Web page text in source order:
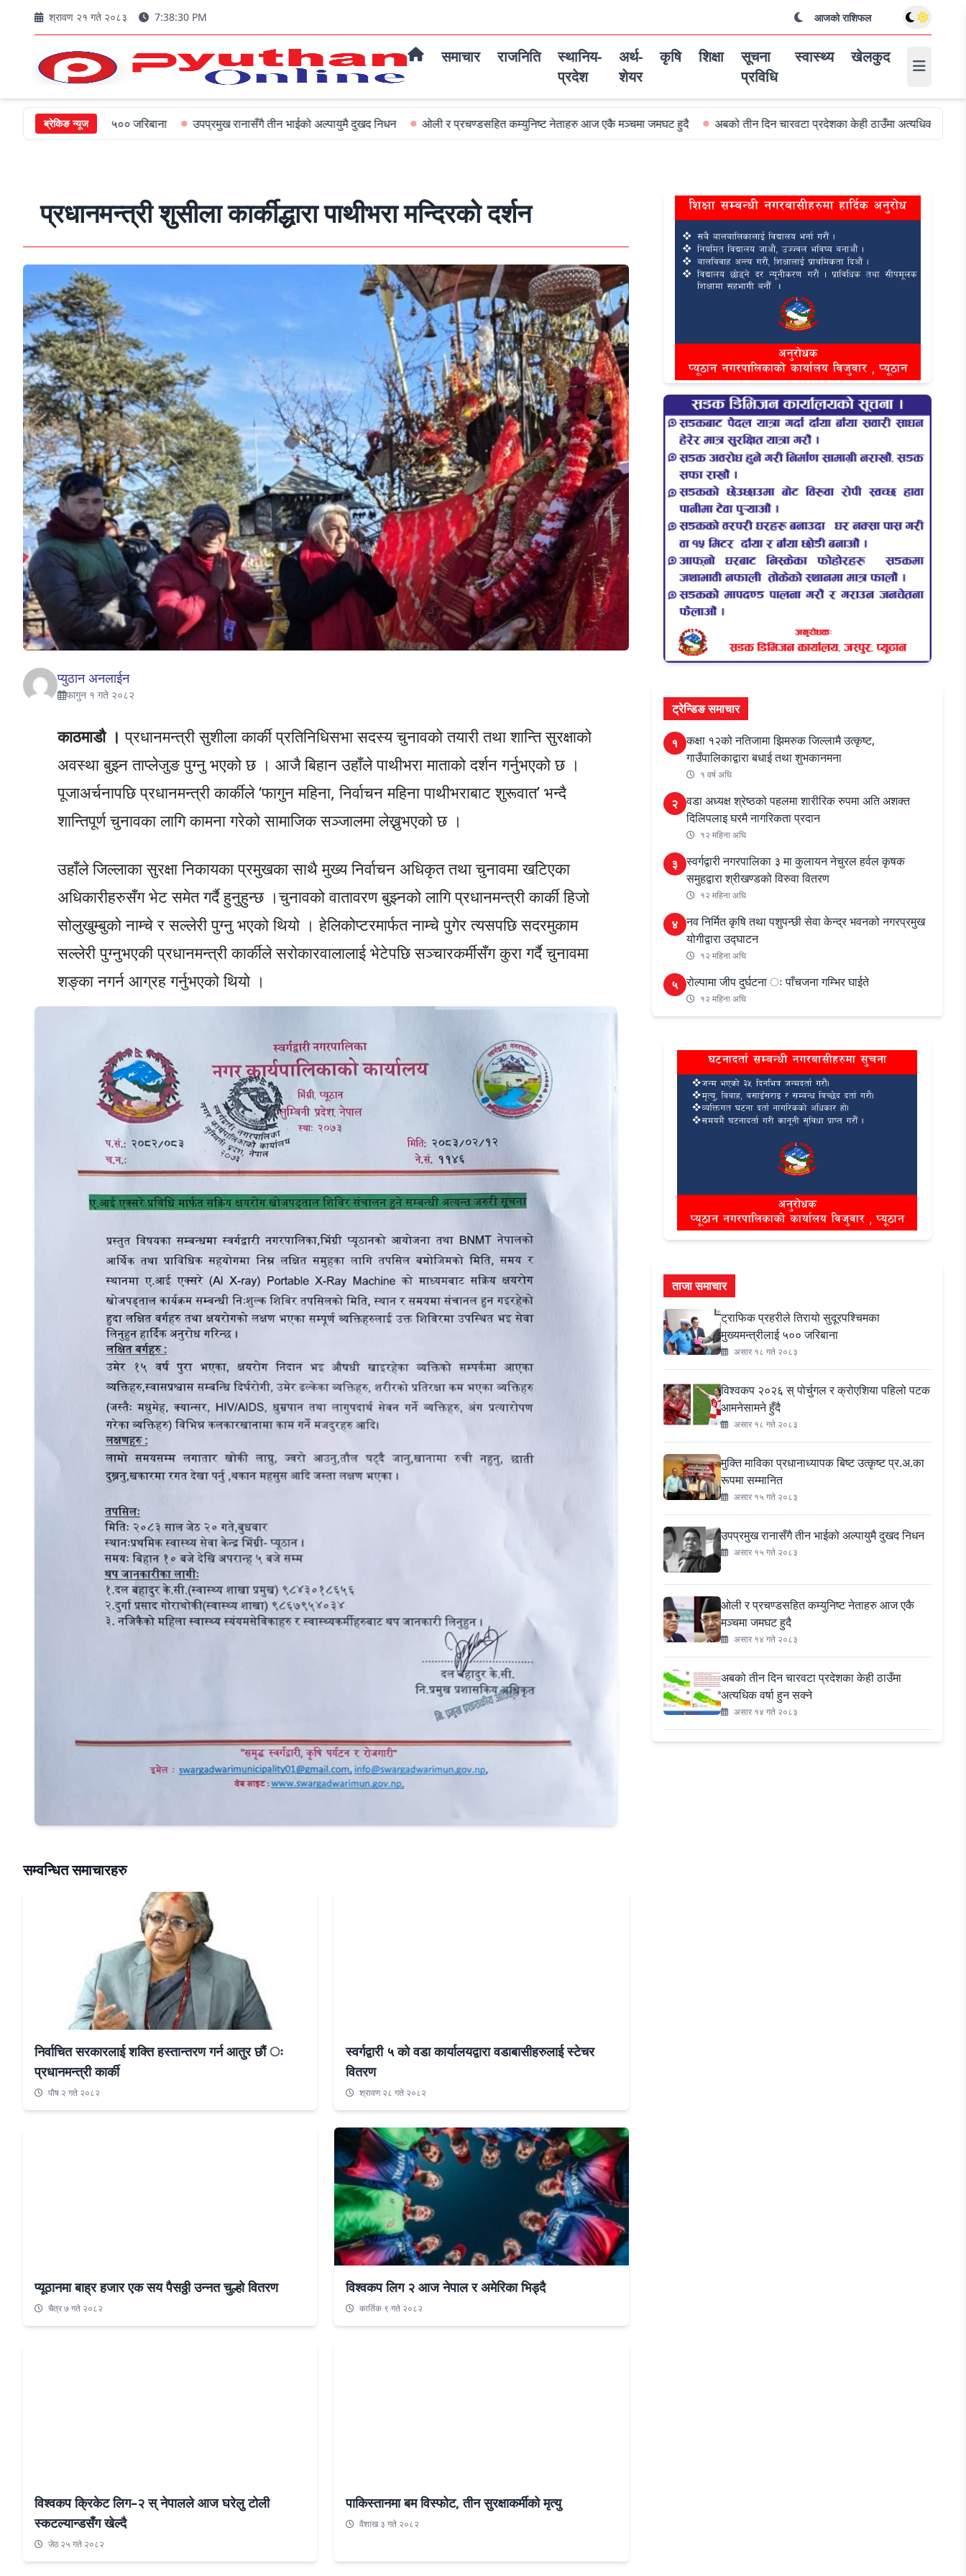
श्रावण २१ गते २०८३ 7:38:31 PM आजको राशिफल
समाचार राजनिति
स्थानिय-
प्रदेश
अर्थ-
शेयर
कृषि शिक्षा
सूचना
प्रविधि
स्वास्थ्य खेलकुद
ब्रेकिङ न्यूज
५०० जरिबाना उपप्रमुख रानासँगै तीन भाईको अल्पायुमै दुखद निधन ओली र प्रचण्डसहित कम्युनिष्ट नेताहरु आज एकै मञ्चमा जमघट हुदै अबको तीन दिन चारवटा प्रदेशका केही ठाउँमा अत्यधिक वर्षा हुन सक्ने
प्रधानमन्त्री शुसीला कार्कीद्धारा पाथीभरा मन्दिरको दर्शन
प्युठान अनलाईन
फागुन १ गते २०८२
काठमाडौ । प्रधानमन्त्री सुशीला कार्की प्रतिनिधिसभा सदस्य चुनावको तयारी तथा शान्ति सुरक्षाको
अवस्था बुझ्न ताप्लेजुङ पुग्नु भएको छ । आजै बिहान उहाँले पाथीभरा माताको दर्शन गर्नुभएको छ ।
पूजाअर्चनापछि प्रधानमन्त्री कार्कीले ‘फागुन महिना, निर्वाचन महिना पाथीभराबाट शुरूवात’ भन्दै
शान्तिपूर्ण चुनावका लागि कामना गरेको सामाजिक सञ्जालमा लेख्नुभएको छ ।
उहाँले जिल्लाका सुरक्षा निकायका प्रमुखका साथै मुख्य निर्वाचन अधिकृत तथा चुनावमा खटिएका
अधिकारीहरुसँग भेट समेत गर्दै हुनुहुन्छ ।चुनावको वातावरण बुझ्नको लागि प्रधानमन्त्री कार्की हिजो
सोलुखुम्बुको नाम्चे र सल्लेरी पुग्नु भएको थियो । हेलिकोप्टरमार्फत नाम्चे पुगेर त्यसपछि सदरमुकाम
सल्लेरी पुग्नुभएकी प्रधानमन्त्री कार्कीले सरोकारवालालाई भेटेपछि सञ्चारकर्मीसँग कुरा गर्दै चुनावमा
शङ्का नगर्न आग्रह गर्नुभएको थियो ।
सम्वन्धित समाचारहरु
निर्वाचित सरकारलाई शक्ति हस्तान्तरण गर्न आतुर छौं ः
प्रधानमन्त्री कार्की
पौष २ गते २०८२
स्वर्गद्वारी ५ को वडा कार्यालयद्वारा वडाबासीहरुलाई स्टेचर
वितरण
श्रावण २८ गते २०८२
प्यूठानमा बाह्र हजार एक सय पैसठ्ठी उन्नत चुल्हो वितरण
चैत्र ७ गते २०८२
विश्वकप लिग २ आज नेपाल र अमेरिका भिड्दै
कार्तिक ९ गते २०८२
विश्वकप क्रिकेट लिग–२ स् नेपालले आज घरेलु टोली
स्कटल्यान्डसँग खेल्दै
जेठ २५ गते २०८२
पाकिस्तानमा बम विस्फोट, तीन सुरक्षाकर्मीको मृत्यु
वैशाख ३ गते २०८२
ट्रेन्डिङ समाचार
१ कक्षा १२को नतिजामा झिमरुक जिल्लामै उत्कृष्ट,
गाउँपालिकाद्वारा बधाई तथा शुभकानमना
१ वर्ष अघि
२ वडा अध्यक्ष श्रेष्ठको पहलमा शारीरिक रुपमा अति अशक्त
दिलिपलाइ घरमै नागरिकता प्रदान
१२ महिना अघि
३ स्वर्गद्वारी नगरपालिका ३ मा कुलायन नेचुरल हर्वल कृषक
समुहद्वारा श्रीखण्डको विरुवा वितरण
१२ महिना अघि
४ नव निर्मित कृषि तथा पशुपन्छी सेवा केन्द्र भवनको नगरप्रमुख
योगीद्वारा उद्घाटन
१२ महिना अघि
५ रोल्पामा जीप दुर्घटना ः पाँचजना गम्भिर घाईते
१२ महिना अघि
ताजा समाचार
ट्राफिक प्रहरीले तिरायो सुदूरपश्चिमका
मुख्यमन्त्रीलाई ५०० जरिबाना
असार १८ गते २०८३
विश्वकप २०२६ स् पोर्चुगल र क्रोएशिया पहिलो पटक
आमनेसामने हुँदै
असार १८ गते २०८३
मुक्ति माविका प्रधानाध्यापक बिष्ट उत्कृष्ट प्र.अ.का
रूपमा सम्मानित
असार १५ गते २०८३
उपप्रमुख रानासँगै तीन भाईको अल्पायुमै दुखद निधन
असार १५ गते २०८३
ओली र प्रचण्डसहित कम्युनिष्ट नेताहरु आज एकै
मञ्चमा जमघट हुदै
असार १४ गते २०८३
अबको तीन दिन चारवटा प्रदेशका केही ठाउँमा
अत्यधिक वर्षा हुन सक्ने
असार १४ गते २०८३